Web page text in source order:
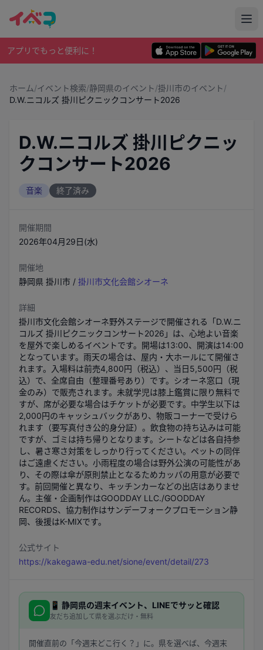
アプリでもっと便利に！
ホーム/イベント検索/静岡県のイベント/掛川市のイベント/
D.W.ニコルズ 掛川ピクニックコンサート2026
D.W.ニコルズ 掛川ピクニッ
クコンサート2026
音楽 終了済み
開催期間
2026年04月29日(水)
開催地
静岡県 掛川市 / 掛川市文化会館シオーネ
詳細
掛川市文化会館シオーネ野外ステージで開催される「D.W.ニ
コルズ 掛川ピクニックコンサート2026」は、心地よい音楽
を屋外で楽しめるイベントです。開場は13:00、開演は14:00
となっています。雨天の場合は、屋内・大ホールにて開催さ
れます。入場料は前売4,800円（税込）、当日5,500円（税
込）で、全席自由（整理番号あり）です。シオーネ窓口（現
金のみ）で販売されます。未就学児は膝上鑑賞に限り無料で
すが、席が必要な場合はチケットが必要です。中学生以下は
2,000円のキャッシュバックがあり、物販コーナーで受けら
れます（要写真付き公的身分証）。飲食物の持ち込みは可能
ですが、ゴミは持ち帰りとなります。シートなどは各自持参
し、暑さ寒さ対策をしっかり行ってください。ペットの同伴
はご遠慮ください。小雨程度の場合は野外公演の可能性があ
り、その際は傘が原則禁止となるためカッパの用意が必要で
す。前回開催と異なり、キッチンカーなどの出店はありませ
ん。主催・企画制作はGOODDAY LLC./GOODDAY
RECORDS、協力制作はサンデーフォークプロモーション静
岡、後援はK-MIXです。
公式サイト
https://kakegawa-edu.net/sione/event/detail/273
📱 静岡県の週末イベント、LINEでサッと確認
友だち追加して県を選ぶだけ・無料
開催直前の「今週末どこ行く？」に。県を選べば、今週末